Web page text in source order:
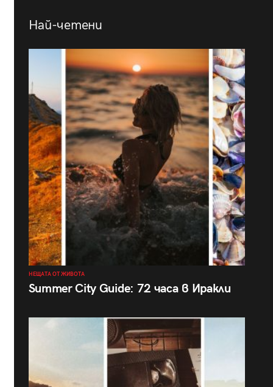
Най-четени
НЕЩАТА ОТ ЖИВОТА
Summer City Guide: 72 часа в Иракли